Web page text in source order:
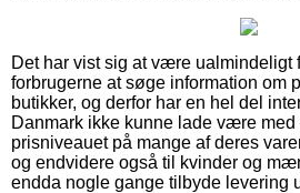
Det har vist sig at være ualmindeligt
forbrugerne at søge information om
butikker, og derfor har en hel del
Danmark ikke kunne lade være med
prisniveauet på mange af deres
og endvidere også til kvinder og
endda nogle gange tilbyde levering